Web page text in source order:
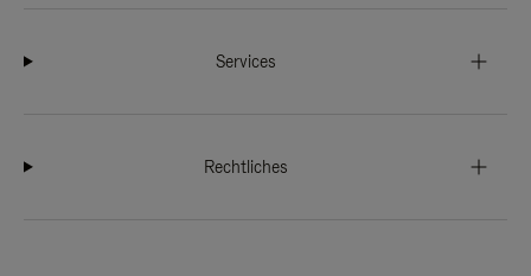
Services
Rechtliches